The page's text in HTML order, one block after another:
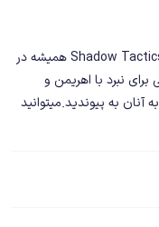
اکانت قانونی بازی Shadow Tactics:Blades of The Shogun همیشه در
نبرد با اهریمن و
به پیوندید.میتوانید